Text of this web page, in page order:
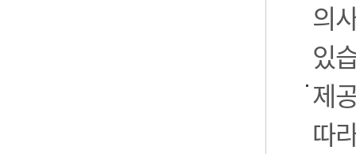
의
있
제
따